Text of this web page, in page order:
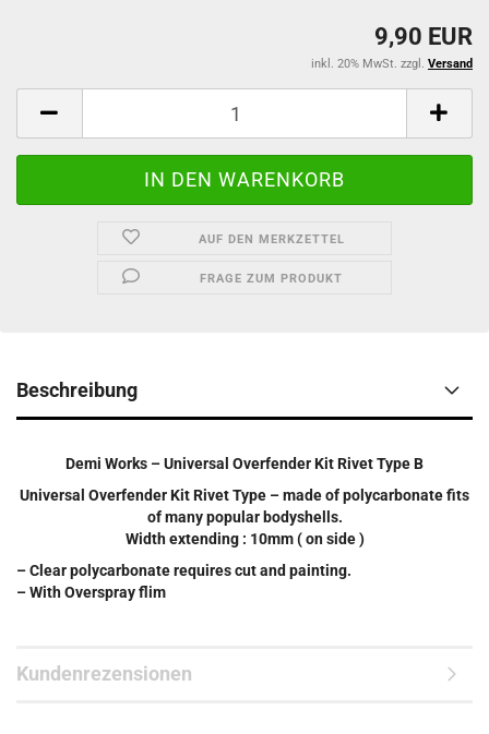
9,90 EUR
inkl. 20% MwSt. zzgl. Versand
AUF DEN MERKZETTEL
FRAGE ZUM PRODUKT
Beschreibung
Demi Works – Universal Overfender Kit Rivet Type B
Universal Overfender Kit Rivet Type – made of polycarbonate fits
of many popular bodyshells.
Width extending : 10mm ( on side )
– Clear polycarbonate requires cut and painting.
– With Overspray flim
Kundenrezensionen